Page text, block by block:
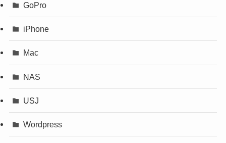
GoPro
iPhone
Mac
NAS
USJ
Wordpress